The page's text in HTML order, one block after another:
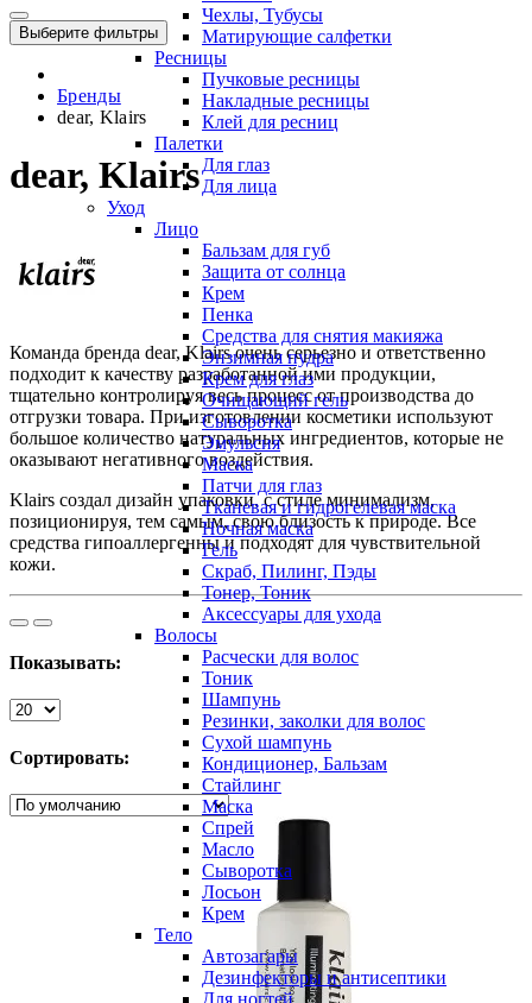
Чехлы, Тубусы
Матирующие салфетки
Ресницы
Пучковые ресницы
Накладные ресницы
Клей для ресниц
Палетки
Для глаз
Для лица
Уход
Лицо
Бальзам для губ
Защита от солнца
Крем
Пенка
Средства для снятия макияжа
Энзимная пудра
Крем для глаз
Очищающий гель
Сыворотка
Эмульсия
Маска
Патчи для глаз
Тканевая и гидрогелевая маска
Ночная маска
Гель
Скраб, Пилинг, Пэды
Тонер, Тоник
Аксессуары для ухода
Волосы
Расчески для волос
Тоник
Шампунь
Резинки, заколки для волос
Сухой шампунь
Кондиционер, Бальзам
Стайлинг
Маска
Спрей
Масло
Сыворотка
Лосьон
Крем
Тело
Автозагары
Дезинфекторы и антисептики
Для ногтей
Выберите фильтры
Бренды
dear, Klairs
dear, Klairs
Команда бренда dear, Klairs очень серьезно и ответственно
подходит к качеству разработанной ими продукции,
тщательно контролируя весь процесс от производства до
отгрузки товара. При изготовлении косметики используют
большое количество натуральных ингредиентов, которые не
оказывают негативного воздействия.
Klairs создал дизайн упаковки, с стиле минимализм,
позиционируя, тем самым, свою близость к природе. Все
средства гипоаллергенны и подходят для чувствительной
кожи.
Показывать:
Сортировать: